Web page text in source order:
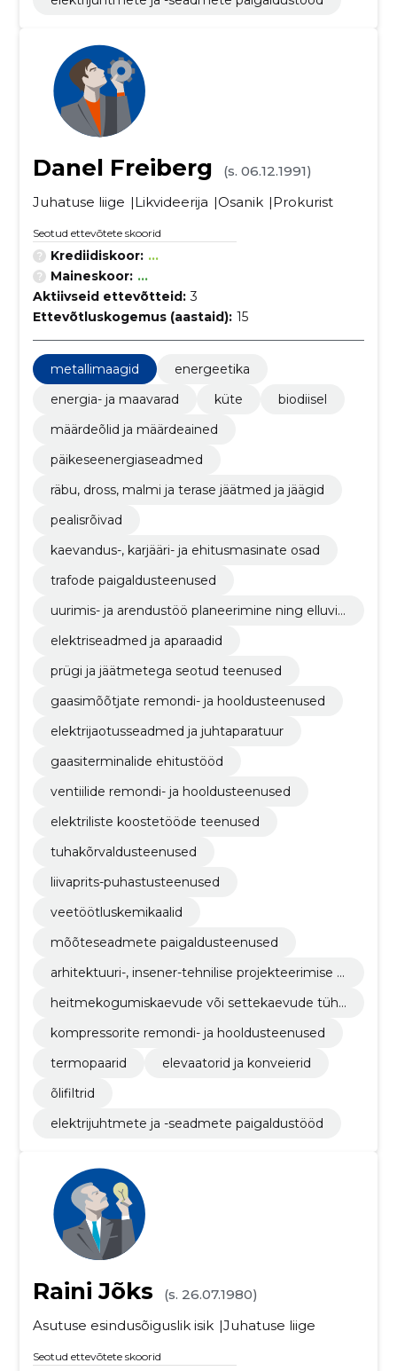
Danel Freiberg
(s. 06.12.1991)
Juhatuse liige
Likvideerija Osanik Prokurist
Seotud ettevõtete skoorid
Krediidiskoor: ...
Maineskoor: ...
Aktiivseid ettevõtteid: 3
Ettevõtluskogemus (aastaid): 15
metallimaagid
energeetika
energia- ja maavarad
küte
biodiisel
määrdeõlid ja määrdeained
päikeseenergiaseadmed
räbu, dross, malmi ja terase jäätmed ja jäägid
pealisrõivad
kaevandus-, karjääri- ja ehitusmasinate osad
trafode paigaldusteenused
uurimis- ja arendustöö planeerimine ning elluvii
elektriseadmed ja aparaadid
prügi ja jäätmetega seotud teenused
gaasimõõtjate remondi- ja hooldusteenused
elektrijaotusseadmed ja juhtaparatuur
gaasiterminalide ehitustööd
ventiilide remondi- ja hooldusteenused
elektriliste koostetööde teenused
tuhakõrvaldusteenused
liivaprits-puhastusteenused
veetöötluskemikaalid
mõõteseadmete paigaldusteenused
arhitektuuri-, insener-tehnilise projekteerimise ja
heitmekogumiskaevude või settekaevude tühj
kompressorite remondi- ja hooldusteenused
termopaarid
elevaatorid ja konveierid
õlifiltrid
elektrijuhtmete ja -seadmete paigaldustööd
Raini Jõks
(s. 26.07.1980)
Asutuse esindusõiguslik isik Juhatuse liige
Seotud ettevõtete skoorid